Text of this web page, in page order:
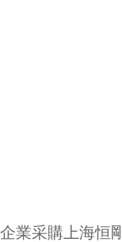
業采購上海恒